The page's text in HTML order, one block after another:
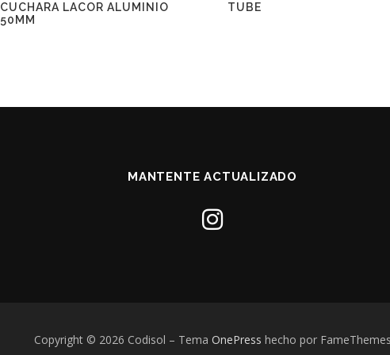
CUCHARA LACOR ALUMINIO
50MM
TUBE
MANTENTE ACTUALIZADO
Copyright © 2026 Codisol – Tema OnePress hecho por FameThemes